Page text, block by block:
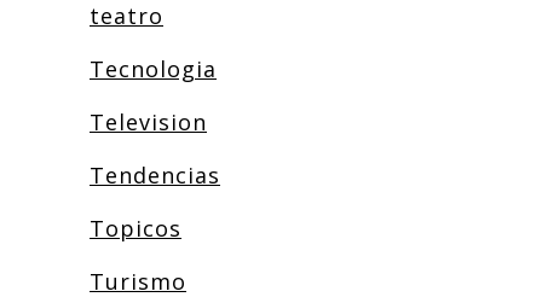
teatro
Tecnologia
Television
Tendencias
Topicos
Turismo